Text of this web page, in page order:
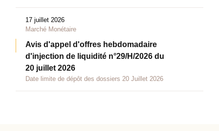
17 juillet 2026
Marché Monétaire
Avis d'appel d'offres hebdomadaire
d'injection de liquidité n°29/H/2026 du
20 juillet 2026
Date limite de dépôt des dossiers 20 Juillet 2026